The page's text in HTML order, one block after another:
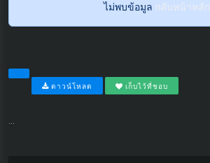
ไม่พบข้อมูล กลับหน้าหลัก
ดาวน์โหลด เก็บไว้ที่ชอบ